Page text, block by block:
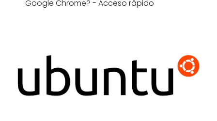
Google Chrome? - Acceso rápido